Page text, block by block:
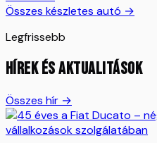
Összes készletes autó →
Legfrissebb
HÍREK ÉS AKTUALITÁSOK
Összes hír →